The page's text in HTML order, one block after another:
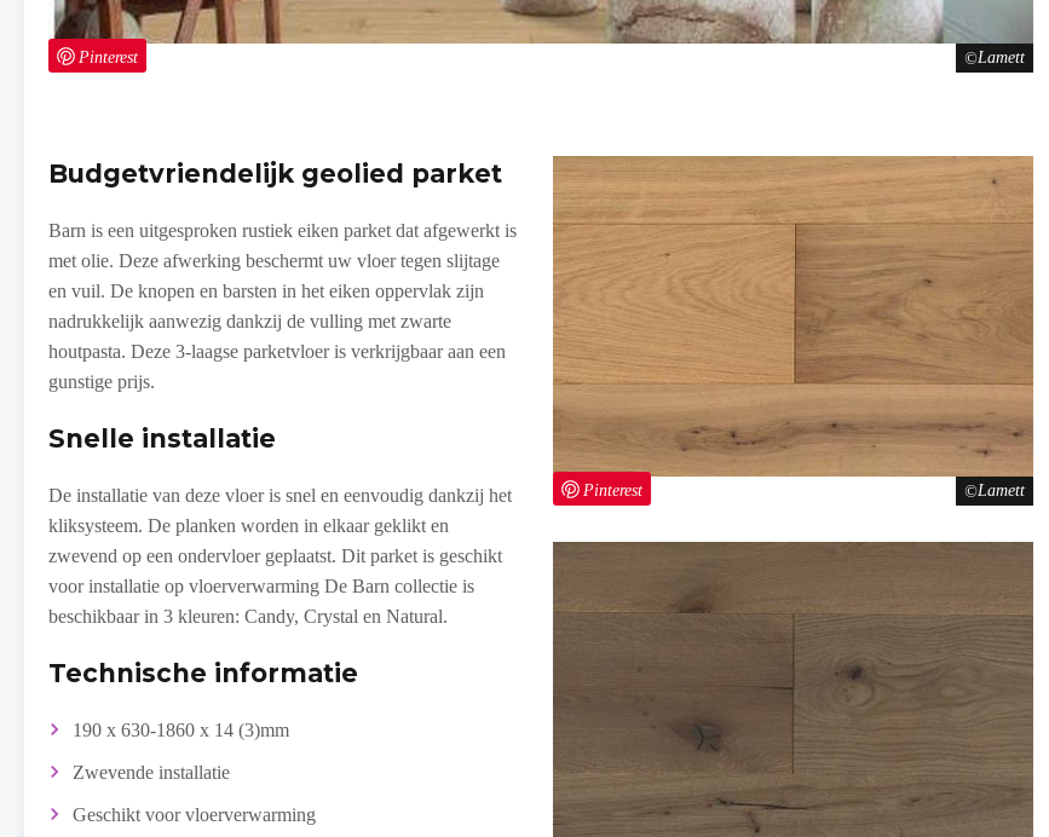
Lamett
Pinterest
Lamett
Pinterest
Budgetvriendelijk geolied parket
Barn is een uitgesproken rustiek eiken parket dat afgewerkt is
met olie. Deze afwerking beschermt uw vloer tegen slijtage
en vuil. De knopen en barsten in het eiken oppervlak zijn
nadrukkelijk aanwezig dankzij de vulling met zwarte
houtpasta. Deze 3-laagse parketvloer is verkrijgbaar aan een
gunstige prijs.
Snelle installatie
De installatie van deze vloer is snel en eenvoudig dankzij het
kliksysteem. De planken worden in elkaar geklikt en
zwevend op een ondervloer geplaatst. Dit parket is geschikt
voor installatie op vloerverwarming De Barn collectie is
beschikbaar in 3 kleuren: Candy, Crystal en Natural.
Technische informatie
190 x 630-1860 x 14 (3)mm
Zwevende installatie
Geschikt voor vloerverwarming